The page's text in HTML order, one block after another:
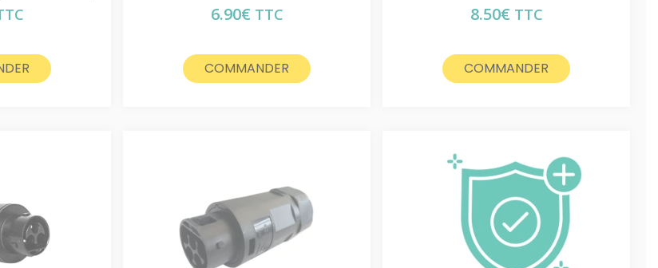
6.90€ TTC
COMMANDER
8.50€ TTC
COMMANDER